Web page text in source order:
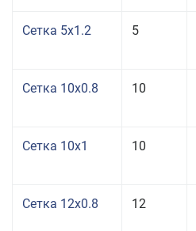
Сетка 5x1.2 5
Сетка 10x0.8 10
Сетка 10x1 10
Сетка 12x0.8 12